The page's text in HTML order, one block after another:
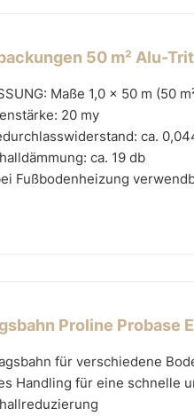
50 m² Alu-
Maße 1,0 x 50 m (50
20 my
ca.
ca. 19 db
Fußbodenheizung
Proline Probase
für verschiedene
Handling für eine schnelle